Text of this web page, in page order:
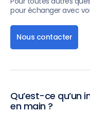
pour échanger avec
Nous contacter
Qu’est-ce qu’un
en main ?